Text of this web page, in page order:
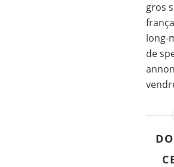
gros
long-
de